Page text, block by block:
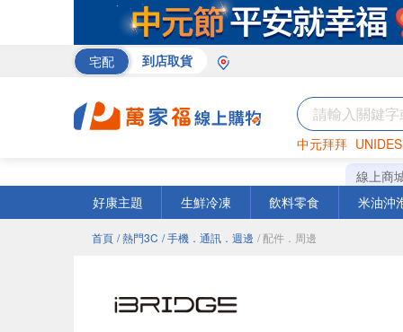
宅配 到店取貨
中元拜拜
巧克力 海苔
線上商
好康主題
生鮮冷凍 飲料零食 米油沖
首頁 / 熱門3C / 手機．通訊．週邊 / 配件．周邊